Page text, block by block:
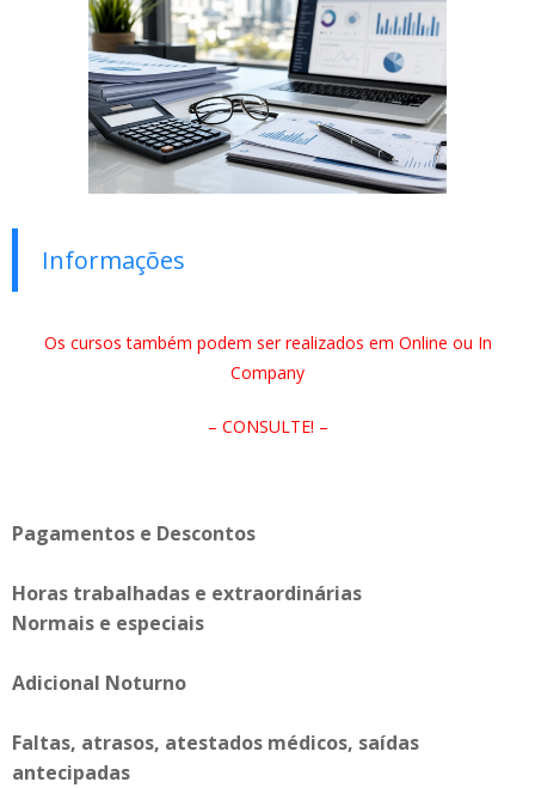
Informações
Os cursos também podem ser realizados em Online ou In
Company
– CONSULTE! –
Pagamentos e Descontos
Horas trabalhadas e extraordinárias
Normais e especiais
Adicional Noturno
Faltas, atrasos, atestados médicos, saídas
antecipadas